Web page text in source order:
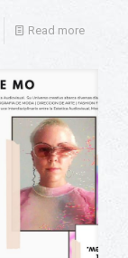
Read more